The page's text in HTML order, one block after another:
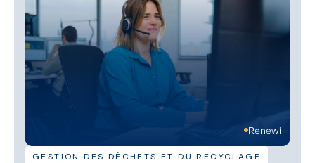
Renewi
GESTION DES DÉCHETS ET DU RECYCLAGE